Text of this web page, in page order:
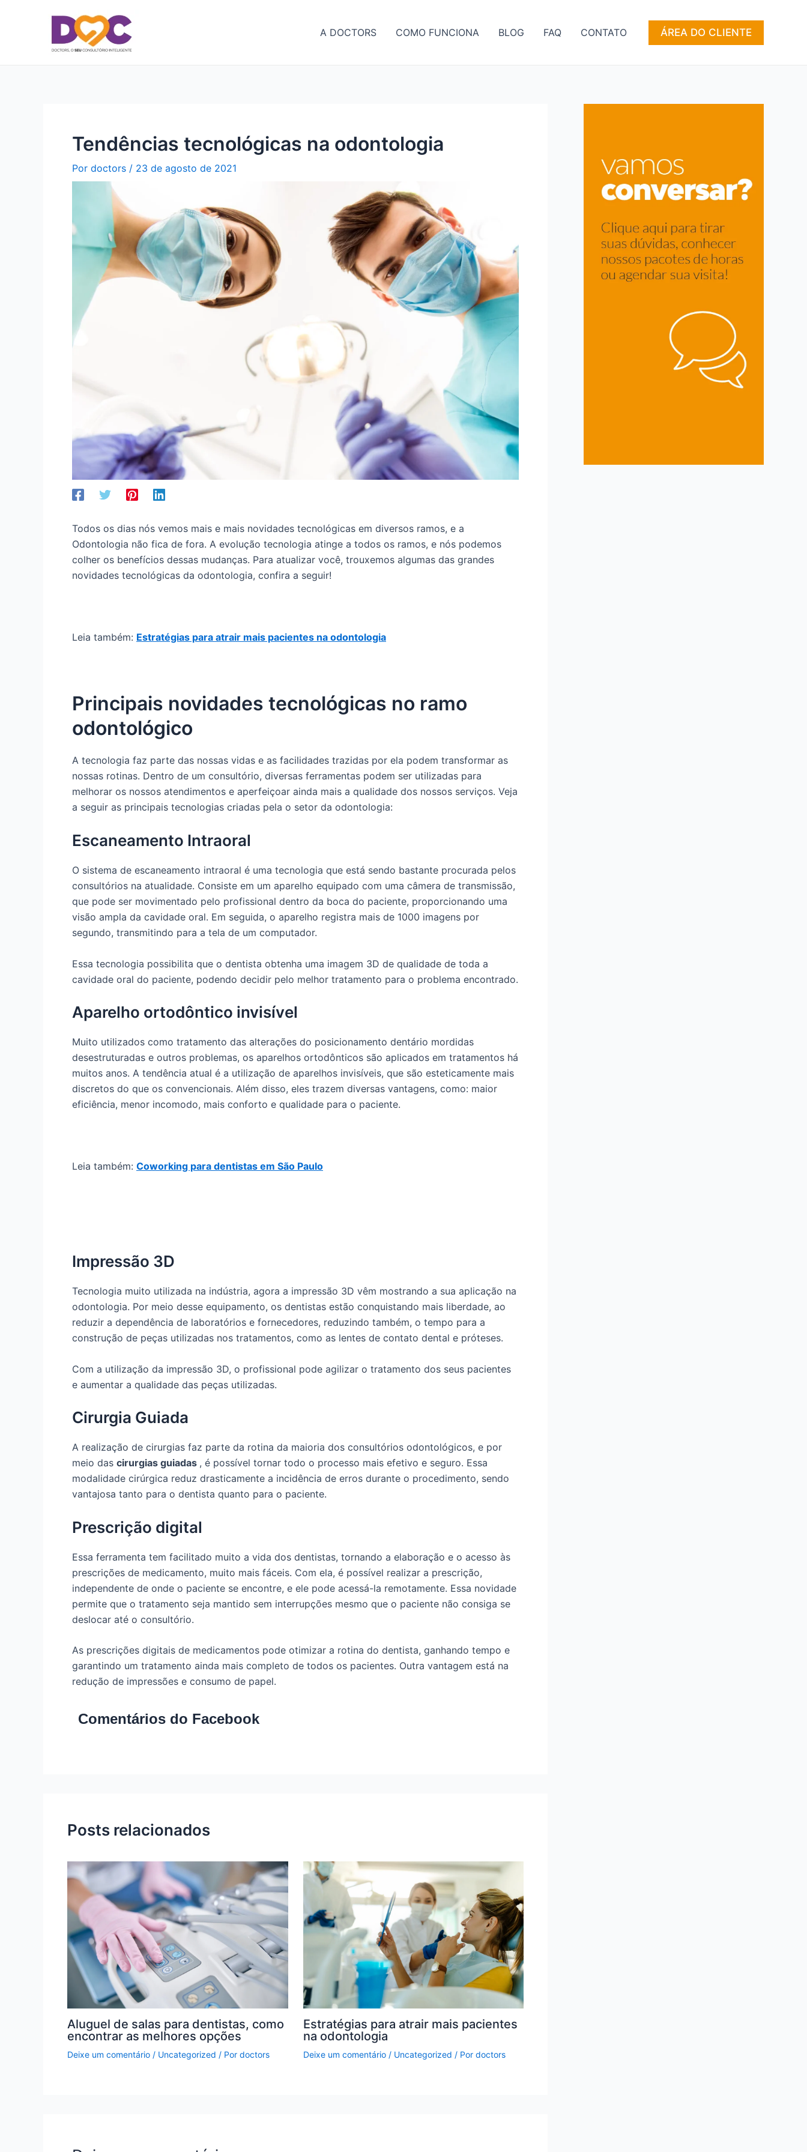
A DOCTORS COMO FUNCIONA BLOG FAQ CONTATO ÁREA DO CLIENTE
Tendências tecnológicas na odontologia
Por doctors / 23 de agosto de 2021
Todos os dias nós vemos mais e mais novidades tecnológicas em diversos ramos, e a
Odontologia não fica de fora. A evolução tecnologia atinge a todos os ramos, e nós podemos
colher os benefícios dessas mudanças. Para atualizar você, trouxemos algumas das grandes
novidades tecnológicas da odontologia, confira a seguir!
Leia também: Estratégias para atrair mais pacientes na odontologia
Principais novidades tecnológicas no ramo
odontológico
A tecnologia faz parte das nossas vidas e as facilidades trazidas por ela podem transformar as
nossas rotinas. Dentro de um consultório, diversas ferramentas podem ser utilizadas para
melhorar os nossos atendimentos e aperfeiçoar ainda mais a qualidade dos nossos serviços. Veja
a seguir as principais tecnologias criadas pela o setor da odontologia:
Escaneamento Intraoral
O sistema de escaneamento intraoral é uma tecnologia que está sendo bastante procurada pelos
consultórios na atualidade. Consiste em um aparelho equipado com uma câmera de transmissão,
que pode ser movimentado pelo profissional dentro da boca do paciente, proporcionando uma
visão ampla da cavidade oral. Em seguida, o aparelho registra mais de 1000 imagens por
segundo, transmitindo para a tela de um computador.
Essa tecnologia possibilita que o dentista obtenha uma imagem 3D de qualidade de toda a
cavidade oral do paciente, podendo decidir pelo melhor tratamento para o problema encontrado.
Aparelho ortodôntico invisível
Muito utilizados como tratamento das alterações do posicionamento dentário mordidas
desestruturadas e outros problemas, os aparelhos ortodônticos são aplicados em tratamentos há
muitos anos. A tendência atual é a utilização de aparelhos invisíveis, que são esteticamente mais
discretos do que os convencionais. Além disso, eles trazem diversas vantagens, como: maior
eficiência, menor incomodo, mais conforto e qualidade para o paciente.
Leia também: Coworking para dentistas em São Paulo
Impressão 3D
Tecnologia muito utilizada na indústria, agora a impressão 3D vêm mostrando a sua aplicação na
odontologia. Por meio desse equipamento, os dentistas estão conquistando mais liberdade, ao
reduzir a dependência de laboratórios e fornecedores, reduzindo também, o tempo para a
construção de peças utilizadas nos tratamentos, como as lentes de contato dental e próteses.
Com a utilização da impressão 3D, o profissional pode agilizar o tratamento dos seus pacientes
e aumentar a qualidade das peças utilizadas.
Cirurgia Guiada
A realização de cirurgias faz parte da rotina da maioria dos consultórios odontológicos, e por
meio das cirurgias guiadas , é possível tornar todo o processo mais efetivo e seguro. Essa
modalidade cirúrgica reduz drasticamente a incidência de erros durante o procedimento, sendo
vantajosa tanto para o dentista quanto para o paciente.
Prescrição digital
Essa ferramenta tem facilitado muito a vida dos dentistas, tornando a elaboração e o acesso às
prescrições de medicamento, muito mais fáceis. Com ela, é possível realizar a prescrição,
independente de onde o paciente se encontre, e ele pode acessá-la remotamente. Essa novidade
permite que o tratamento seja mantido sem interrupções mesmo que o paciente não consiga se
deslocar até o consultório.
As prescrições digitais de medicamentos pode otimizar a rotina do dentista, ganhando tempo e
garantindo um tratamento ainda mais completo de todos os pacientes. Outra vantagem está na
redução de impressões e consumo de papel.
Comentários do Facebook
Posts relacionados
Aluguel de salas para dentistas, como
encontrar as melhores opções
Deixe um comentário / Uncategorized / Por doctors
Estratégias para atrair mais pacientes
na odontologia
Deixe um comentário / Uncategorized / Por doctors